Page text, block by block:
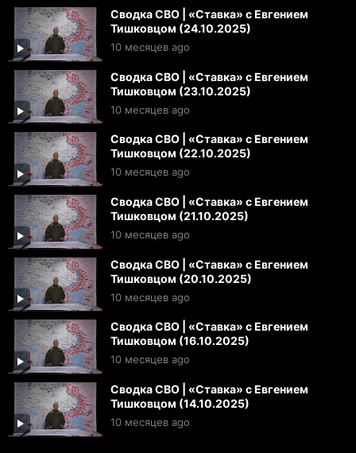
Сводка СВО | «Ставка» с Евгением
Тишковцом (24.10.2025)
10 месяцев ago
Сводка СВО | «Ставка» с Евгением
Тишковцом (23.10.2025)
10 месяцев ago
Сводка СВО | «Ставка» с Евгением
Тишковцом (22.10.2025)
10 месяцев ago
Сводка СВО | «Ставка» с Евгением
Тишковцом (21.10.2025)
10 месяцев ago
Сводка СВО | «Ставка» с Евгением
Тишковцом (20.10.2025)
10 месяцев ago
Сводка СВО | «Ставка» с Евгением
Тишковцом (16.10.2025)
10 месяцев ago
Сводка СВО | «Ставка» с Евгением
Тишковцом (14.10.2025)
10 месяцев ago